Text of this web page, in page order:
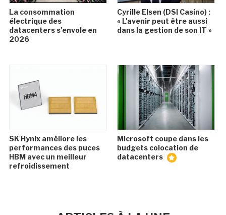
La consommation
électrique des
datacenters s'envole en
2026
Cyrille Elsen (DSI Casino) :
« L'avenir peut être aussi
dans la gestion de son IT »
SK Hynix améliore les
performances des puces
HBM avec un meilleur
refroidissement
Microsoft coupe dans les
budgets colocation de
datacenters